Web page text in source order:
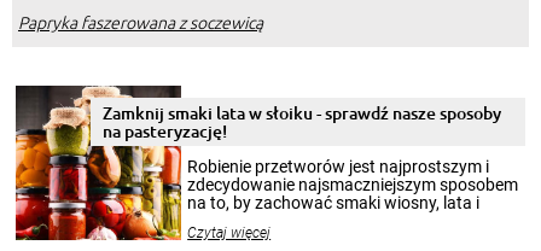
Papryka faszerowana z soczewicą
Zamknij smaki lata w słoiku - sprawdź nasze sposoby
na pasteryzację!
Robienie przetworów jest najprostszym i
zdecydowanie najsmaczniejszym sposobem
na to, by zachować smaki wiosny, lata i
krajobrazów, by cieszyć nimi oko w sezonie
Czytaj więcej